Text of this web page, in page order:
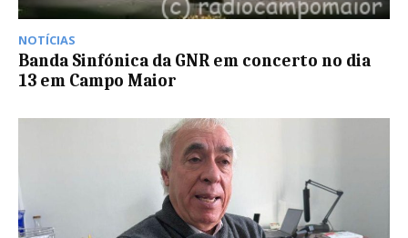
NOTÍCIAS
Banda Sinfónica da GNR em concerto no dia
13 em Campo Maior